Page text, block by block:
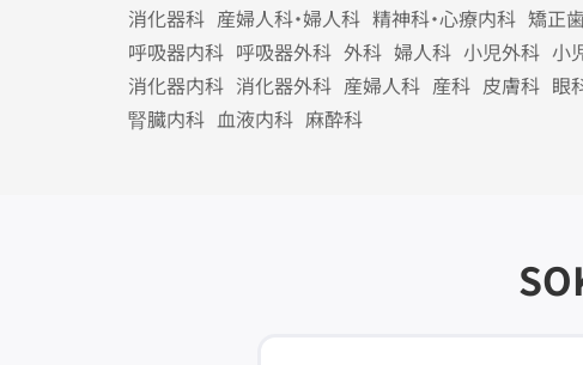
消化器科 産婦人科・婦人科 精神科・心療内科 矯正
呼吸器内科 呼吸器外科 外科 婦人科 小児外科 小
消化器内科 消化器外科 産婦人科 産科 皮膚科 眼
腎臓内科 血液内科 麻酔科